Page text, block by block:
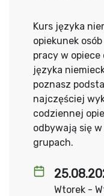
Wtorek -
Kurs języka
opiekunek
pracy w
języka
poznasz
najczęściej
codziennej
odbywają się
grupach.